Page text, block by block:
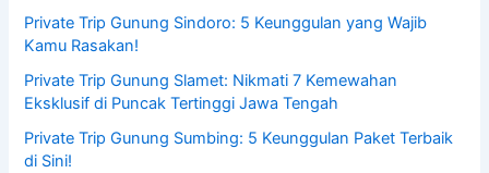
Private Trip Gunung Sindoro: 5 Keunggulan yang Wajib
Kamu Rasakan!
Private Trip Gunung Slamet: Nikmati 7 Kemewahan
Eksklusif di Puncak Tertinggi Jawa Tengah
Private Trip Gunung Sumbing: 5 Keunggulan Paket Terbaik
di Sini!